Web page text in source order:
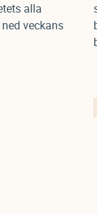
alla
veckans